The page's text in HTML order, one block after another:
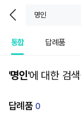
뒤
통합 답례품
'명인'에 대한 검
답례품 0